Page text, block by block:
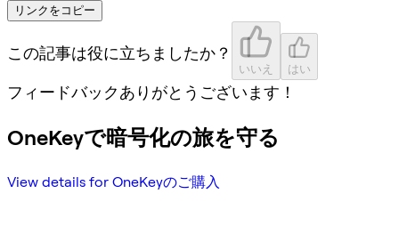
リンクをコピー
この記事は役に立ちましたか？
いいえ はい
フィードバックありがとうございます！
OneKeyで暗号化の旅を守る
View details for OneKeyのご購入